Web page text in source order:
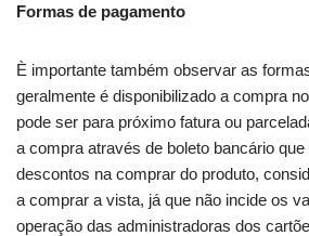
Formas de pagamento
È importante também observar as
geralmente é disponibilizado a compra
pode ser para próximo fatura ou
a compra através de boleto bancário
descontos na comprar do produto,
a comprar a vista, já que não incide os
operação das administradoras dos